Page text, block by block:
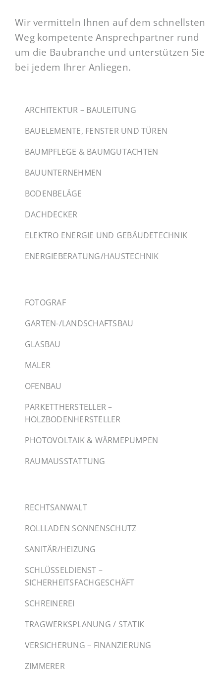
Wir vermitteln Ihnen auf dem schnellsten
Weg kompetente Ansprechpartner rund
um die Baubranche und unterstützen Sie
bei jedem Ihrer Anliegen.
ARCHITEKTUR – BAULEITUNG
BAUELEMENTE, FENSTER UND TÜREN
BAUMPFLEGE & BAUMGUTACHTEN
BAUUNTERNEHMEN
BODENBELÄGE
DACHDECKER
ELEKTRO ENERGIE UND GEBÄUDETECHNIK
ENERGIEBERATUNG/HAUSTECHNIK
FOTOGRAF
GARTEN-/LANDSCHAFTSBAU
GLASBAU
MALER
OFENBAU
PARKETTHERSTELLER –
HOLZBODENHERSTELLER
PHOTOVOLTAIK & WÄRMEPUMPEN
RAUMAUSSTATTUNG
RECHTSANWALT
ROLLLADEN SONNENSCHUTZ
SANITÄR/HEIZUNG
SCHLÜSSELDIENST –
SICHERHEITSFACHGESCHÄFT
SCHREINEREI
TRAGWERKSPLANUNG / STATIK
VERSICHERUNG – FINANZIERUNG
ZIMMERER